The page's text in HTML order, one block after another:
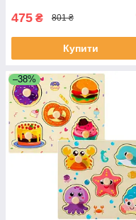
475 ₴ 801 ₴
Купити
–38%